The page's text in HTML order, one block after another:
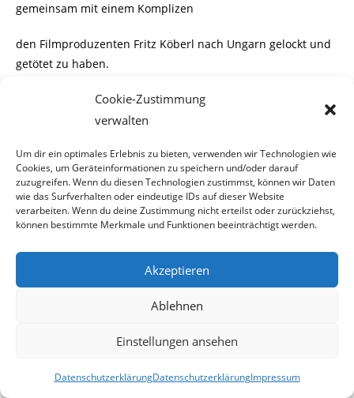
Cookie-Zustimmung
verwalten
Um dir ein optimales Erlebnis zu bieten, verwenden wir Technologien wie
Cookies, um Geräteinformationen zu speichern und/oder darauf
zuzugreifen. Wenn du diesen Technologien zustimmst, können wir Daten
wie das Surfverhalten oder eindeutige IDs auf dieser Website
verarbeiten. Wenn du deine Zustimmung nicht erteilst oder zurückziehst,
können bestimmte Merkmale und Funktionen beeinträchtigt werden.
Akzeptieren
Ablehnen
Einstellungen ansehen
DatenschutzerklärungDatenschutzerklärungImpressum
gemeinsam mit einem Komplizen
den Filmproduzenten Fritz Köberl nach Ungarn gelockt und
getötet zu haben.
Köberl bekam von Frodl Mehlspeisen und Alkoholika
verabreicht, welche mit einem Betäub-
ungsmittel versetzt waren. Anschließend erschoss er den
Filmemacher mit einem Genick-
schuss. Danach zersägte er die Leiche in 17 Teile und warf
sie in einen Müllcontainer.
Ein Unterstandsloser fand am nächsten Tag die
Leichenteile. Während die Polizei ermittelte,
auch an das Geld des Filmprodu-
zenten zu gelangen. Frodl wurde am 15. Juni 1992